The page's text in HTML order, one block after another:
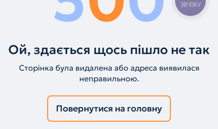
Ой, здається щось пішло не так
Сторінка була видалена або адреса виявилася
неправильною.
Повернутися на головну
ЗВ'ЯЗКУ